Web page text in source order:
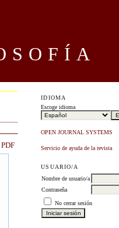
IDIOMA
Escoge idioma
OPEN JOURNAL SYSTEMS
Servicio de ayuda de la revista
USUARIO/A
Nombre de usuario/a
Contraseña
No cerrar sesión